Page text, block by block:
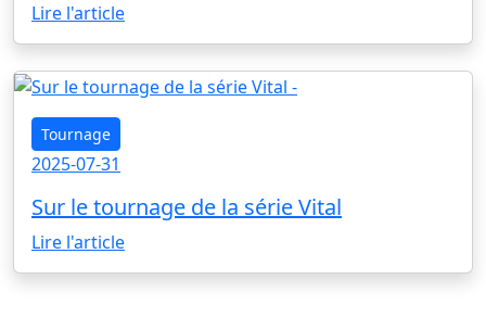
Lire l'article
Tournage
2025-07-31
Sur le tournage de la série Vital
Lire l'article